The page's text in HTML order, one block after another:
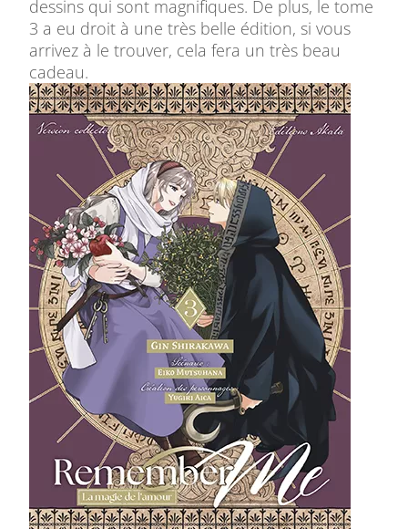
dessins qui sont magnifiques. De plus, le tome
3 a eu droit à une très belle édition, si vous
arrivez à le trouver, cela fera un très beau
cadeau.